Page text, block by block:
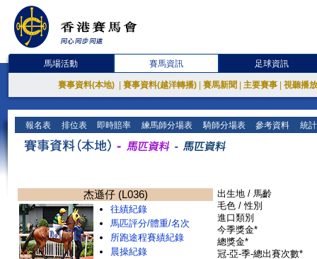
馬場活動 賽馬資訊 足球資訊
賽事資料(本地) 賽事資料(越洋轉播) 賽馬新聞 主要賽事 視聽播
報名表 排位表 即時賠率 練馬師分場表 騎師分場表 參考資料 統
杰遜仔 (L036)
往績紀錄
馬匹評分/體重/名次
所跑途程賽績紀錄
晨操紀錄
出生地 / 馬齡
毛色 / 性別
進口類別
今季獎金*
總獎金*
冠-亞-季-總出賽次數*